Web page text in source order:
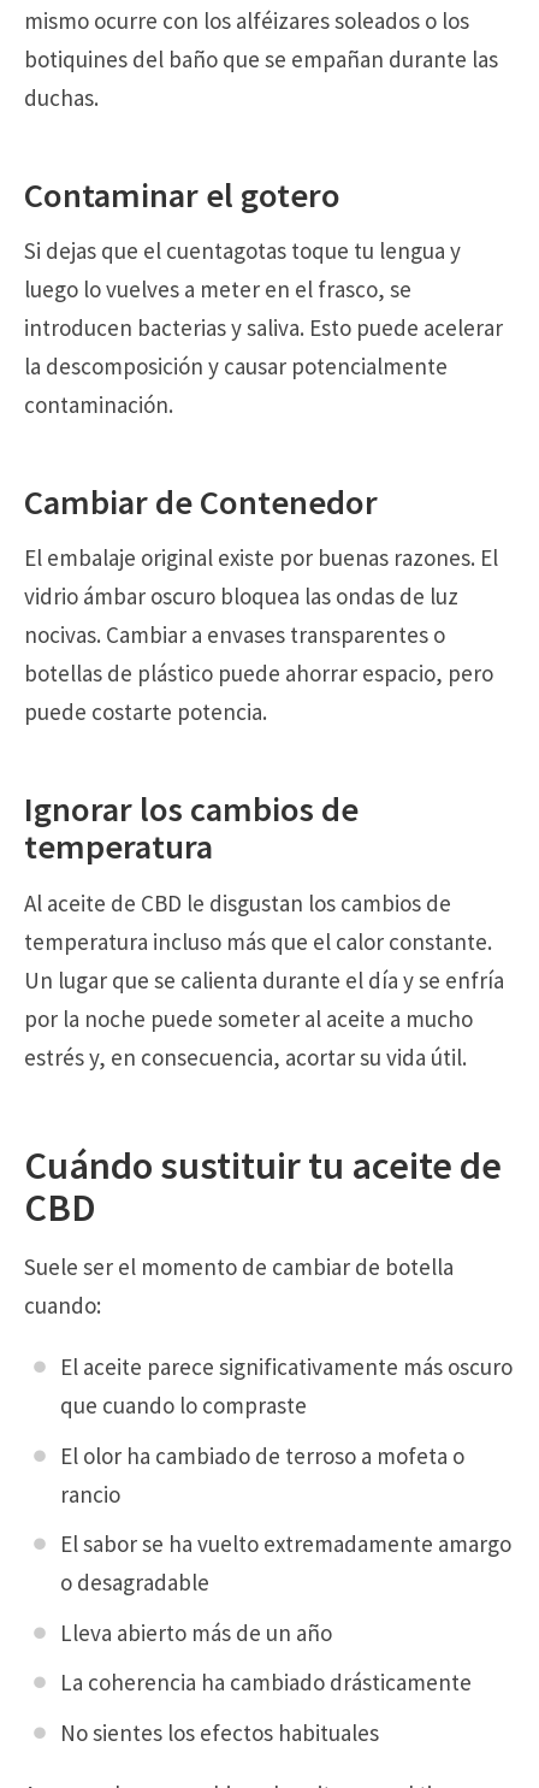
mismo ocurre con los alféizares soleados o los
botiquines del baño que se empañan durante las
duchas.
Contaminar el gotero
Si dejas que el cuentagotas toque tu lengua y
luego lo vuelves a meter en el frasco, se
introducen bacterias y saliva. Esto puede acelerar
la descomposición y causar potencialmente
contaminación.
Cambiar de Contenedor
El embalaje original existe por buenas razones. El
vidrio ámbar oscuro bloquea las ondas de luz
nocivas. Cambiar a envases transparentes o
botellas de plástico puede ahorrar espacio, pero
puede costarte potencia.
Ignorar los cambios de
temperatura
Al aceite de CBD le disgustan los cambios de
temperatura incluso más que el calor constante.
Un lugar que se calienta durante el día y se enfría
por la noche puede someter al aceite a mucho
estrés y, en consecuencia, acortar su vida útil.
Cuándo sustituir tu aceite de
CBD
Suele ser el momento de cambiar de botella
cuando:
El aceite parece significativamente más oscuro
que cuando lo compraste
El olor ha cambiado de terroso a mofeta o
rancio
El sabor se ha vuelto extremadamente amargo
o desagradable
Lleva abierto más de un año
La coherencia ha cambiado drásticamente
No sientes los efectos habituales